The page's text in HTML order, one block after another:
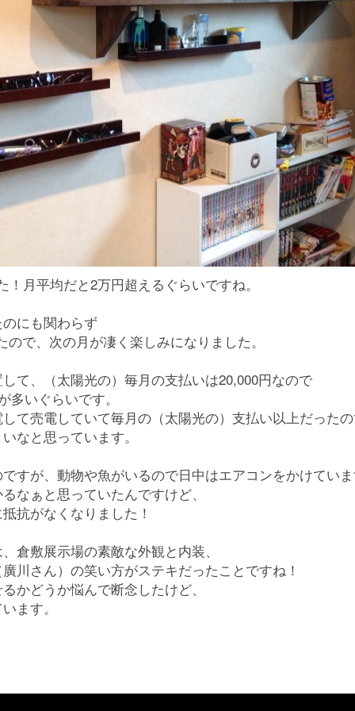
月平均だと2万円超えるぐらいですね。
にも関わらず
で、次の月が凄く楽しみになりました。
て、（太陽光の）毎月の支払いは20,000円なので
いぐらいです。
て売電していて毎月の（太陽光の）支払い以上だった
なと思っています。
すが、動物や魚がいるので日中はエアコンをかけてい
なぁと思っていたんですけど、
抗がなくなりました！
倉敷展示場の素敵な外観と内装、
川さん）の笑い方がステキだったことですね！
かどうか悩んで断念したけど、
ます。